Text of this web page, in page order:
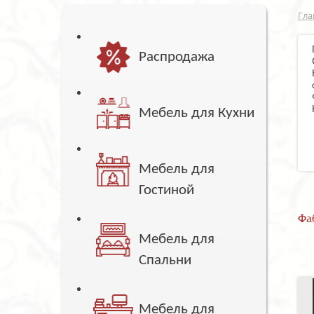
Распродажа
Мебель для Кухни
Мебель для
Гостиной
Мебель для
Спальни
Мебель для